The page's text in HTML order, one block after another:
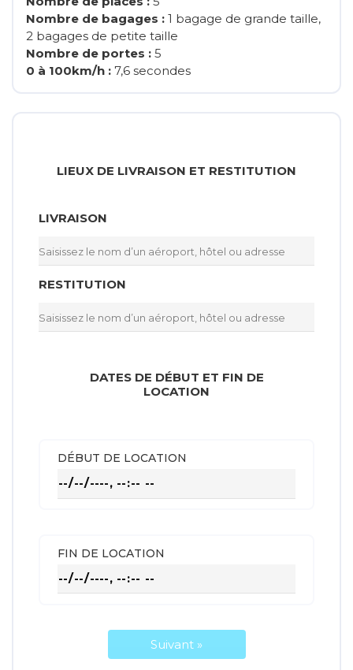
Nombre de bagages : 1 bagage de grande taille,
2 bagages de petite taille
Nombre de portes : 5
0 à 100km/h : 7,6 secondes
LIEUX DE LIVRAISON ET RESTITUTION
LIVRAISON
RESTITUTION
DATES DE DÉBUT ET FIN DE
LOCATION
DÉBUT DE LOCATION
FIN DE LOCATION